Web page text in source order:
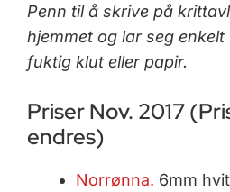
Penn til å skrive på
hjemmet og lar seg
fuktig klut eller papir.
Priser Nov. 2017
endres)
Norrønna. 6mm